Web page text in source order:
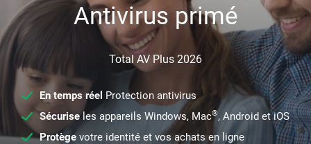
Antivirus primé
Total AV Plus 2026
En temps réel Protection antivirus
Sécuriseles appareils Windows, Mac®, Android et iOS
Protège votre identité et vos achats en ligne